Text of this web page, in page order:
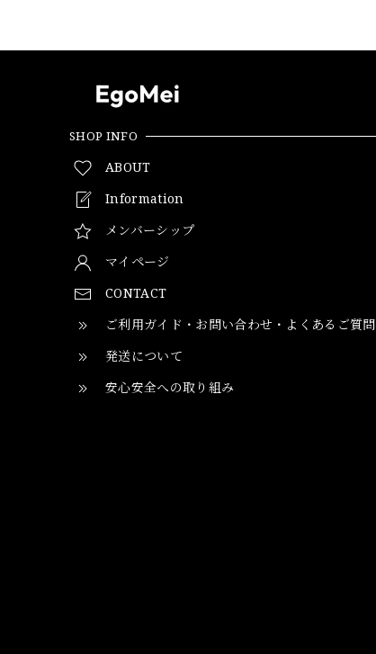
SHOP INFO
ABOUT
Information
メンバーシップ
マイページ
CONTACT
ご利用ガイド・お問い合わせ・よくあるご質問
発送について
安心安全への取り組み